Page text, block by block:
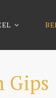
Gips